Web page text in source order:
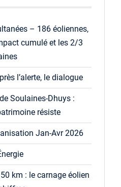
– 186 éoliennes,
cumulé et les 2/3
l’alerte, le dialogue
Soulaines-Dhuys :
résiste
Jan-Avr 2026
km : le carnage éolien